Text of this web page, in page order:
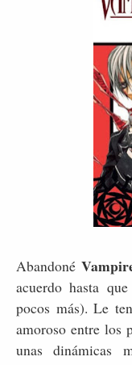
Abandoné
acuerdo hasta
pocos más). Le
amoroso entre los
unas dinámicas